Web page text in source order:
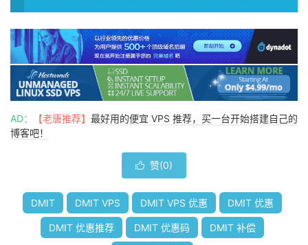
AD： 【老唐推荐】 最好用的便宜 VPS 推荐，买一台开始搭建自己的
博客吧！
 赞(0)
DMIT DMIT VPS DMIT VPS 优惠 DMIT 优惠
DMIT 优惠推荐 DMIT 优惠码 DMIT 补偿